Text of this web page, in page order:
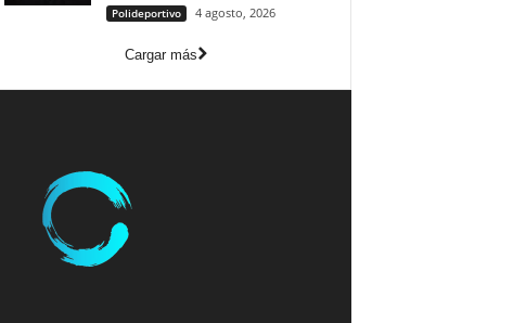
Polideportivo 4 agosto, 2026
Cargar más